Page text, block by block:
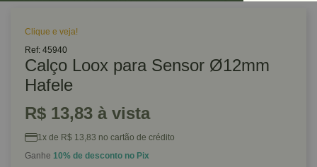
Clique e veja!
Ref: 45940
Calço Loox para Sensor Ø12mm
Hafele
R$ 13,83 à vista
1x de R$ 13,83 no cartão de crédito
Ganhe 10% de desconto no Pix